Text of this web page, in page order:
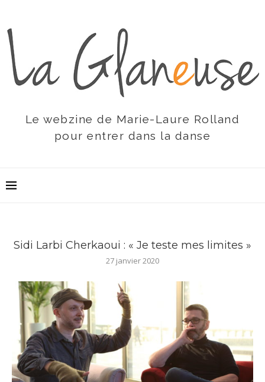
Le webzine de Marie-Laure Rolland
pour entrer dans la danse
Sidi Larbi Cherkaoui : « Je teste mes limites »
27 janvier 2020